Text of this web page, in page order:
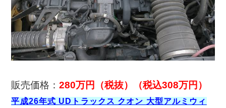
販売価格：280万円（税抜）（税込308万円）
平成26年式 UDトラックス クオン 大型アルミウィ